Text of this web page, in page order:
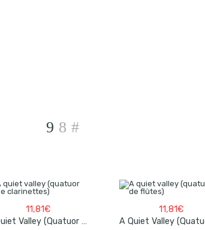
11,81€
A Quiet Valley (quatuor De Clarinettes)
11,81€